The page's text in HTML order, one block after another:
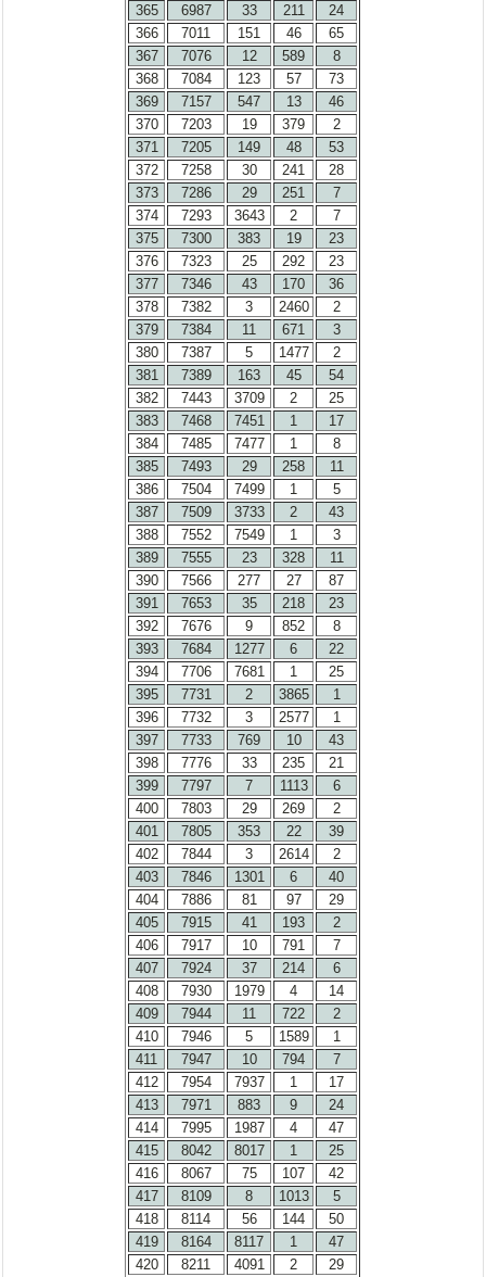
365
6987 33 211
24
366
7011 151 46
65
367
7076 12 589
8
368
7084 123 57
73
369
7157 547 13
46
370
7203 19 379
2
371
7205 149 48
53
372
7258 30 241
28
373
7286 29 251
7
374
7293 3643 2
7
375
7300 383 19
23
376
7323 25 292
23
377
7346 43 170
36
378
7382 3 2460
2
379
7384 11 671
3
380
7387 5 1477
2
381
7389 163 45
54
382
7443 3709 2
25
383
7468 7451 1
17
384
7485 7477 1
8
385
7493 29 258
11
386
7504 7499 1
5
387
7509 3733 2
43
388
7552 7549 1
3
389
7555 23 328
11
390
7566 277 27
87
391
7653 35 218
23
392
7676 9 852
8
393
7684 1277 6
22
394
7706 7681 1
25
395
7731 2 3865
1
396
7732 3 2577
1
397
7733 769 10
43
398
7776 33 235
21
399
7797 7 1113
6
400
7803 29 269
2
401
7805 353 22
39
402
7844 3 2614
2
403
7846 1301 6
40
404
7886 81 97
29
405
7915 41 193
2
406
7917 10 791
7
407
7924 37 214
6
408
7930 1979 4
14
409
7944 11 722
2
410
7946 5 1589
1
411
7947 10 794
7
412
7954 7937 1
17
413
7971 883 9
24
414
7995 1987 4
47
415
8042 8017 1
25
416
8067 75 107
42
417
8109 8 1013
5
418
8114 56 144
50
419
8164 8117 1
47
420
8211 4091 2 29